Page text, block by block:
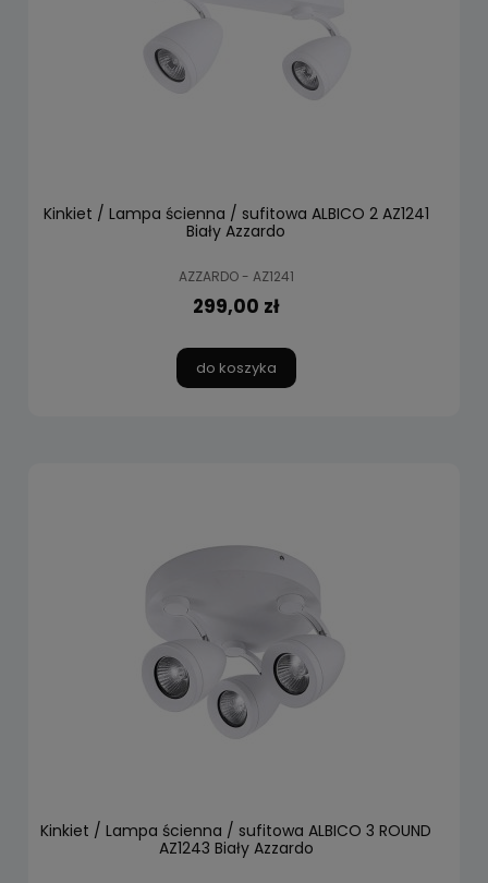
Kinkiet / Lampa ścienna / sufitowa ALBICO 2 AZ1241
Biały Azzardo
AZZARDO - AZ1241
299,00 zł
do koszyka
Kinkiet / Lampa ścienna / sufitowa ALBICO 3 ROUND
AZ1243 Biały Azzardo